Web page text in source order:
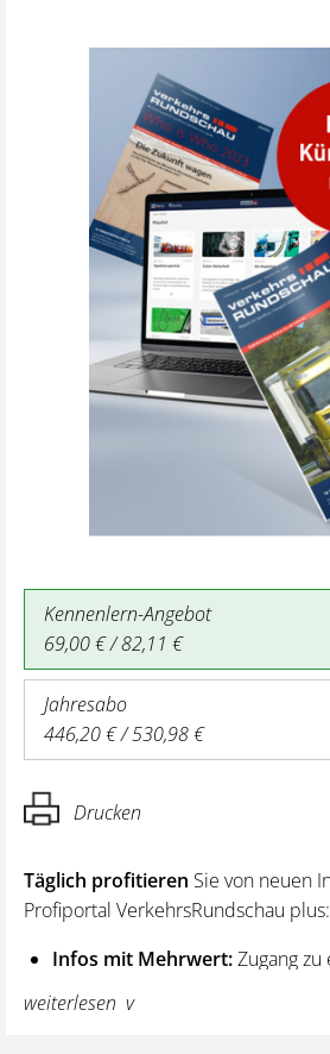
Kennenlern-Angebot
69,00 € / 82,11 €
Jahresabo
446,20 € / 530,98 €
Drucken
Täglich profitieren Sie von neuen
Profiportal VerkehrsRundschau plus:
Infos mit Mehrwert:Zugang
und Hintergrundwissen – von
wie z. B. bei den Lenk- und
weiterlesen